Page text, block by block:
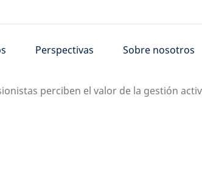
Perspectivas Sobre nosotros
perciben el valor de la gestión